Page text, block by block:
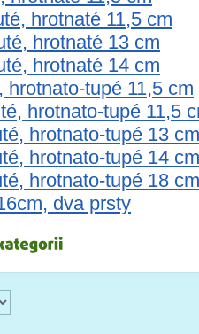
hrotnaté 11,5 cm
hrotnaté 13 cm
hrotnaté 14 cm
hrotnato-tupé 11,5 cm
hrotnato-tupé 11,5
hrotnato-tupé 13 cm
hrotnato-tupé 14 cm
hrotnato-tupé 18 cm
dva prsty